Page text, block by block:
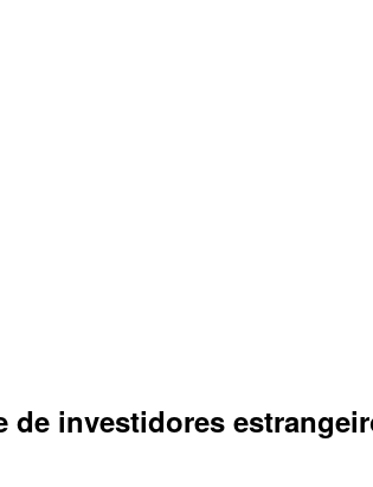
de investidores